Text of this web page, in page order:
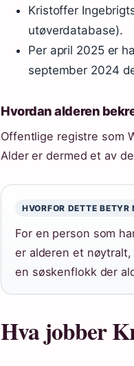
Kristoffer
utøverdatabase).
Per april 2025 er
september 2024
Hvordan alderen
Offentlige registre som
Alder er dermed et av
HVORFOR DETTE BETYR
For en person som
er alderen et
en søskenflokk der
Hva jobber